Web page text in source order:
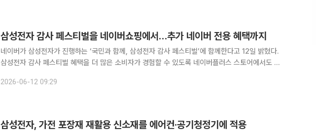
삼성전자 감사 페스티벌을 네이버쇼핑에서…추가 네이버 전용 혜택까지
네이버가 삼성전자가 진행하는 ‘국민과 함께, 삼성전자 감사 페스티벌’에 함께한다고 12일 밝혔다.
삼성전자 감사 페스티벌 혜택을 더 많은 소비자가 경험할 수 있도록 네이버플러스 스토어에서도 함
의 상생을 이어가기 위해 기획했다. 7월 5일까지 네이버플러스 스토어
2026-06-12 09:29
삼성전자, 가전 포장재 재활용 신소재를 에어컨·공기청정기에 적용